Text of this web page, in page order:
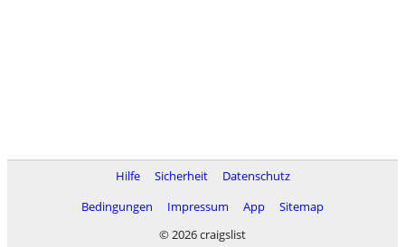
Hilfe Sicherheit
Datenschutz
Bedingungen
Impressum App
Sitemap
© 2026 craigslist